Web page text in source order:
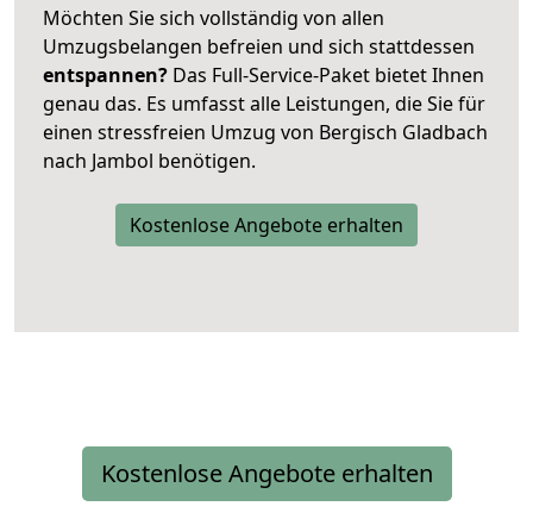
Möchten Sie sich vollständig von allen
Umzugsbelangen befreien und sich stattdessen
entspannen? Das Full-Service-Paket bietet Ihnen
genau das. Es umfasst alle Leistungen, die Sie für
einen stressfreien Umzug von Bergisch Gladbach
nach Jambol benötigen.
Kostenlose Angebote erhalten
Kostenlose Angebote erhalten